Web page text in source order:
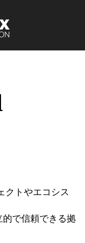
クトやエコシス
で信頼できる拠